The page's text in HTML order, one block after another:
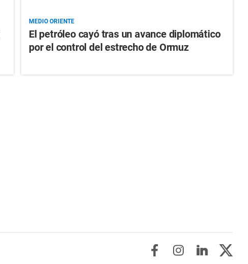
MEDIO ORIENTE
El petróleo cayó tras un avance diplomático
por el control del estrecho de Ormuz